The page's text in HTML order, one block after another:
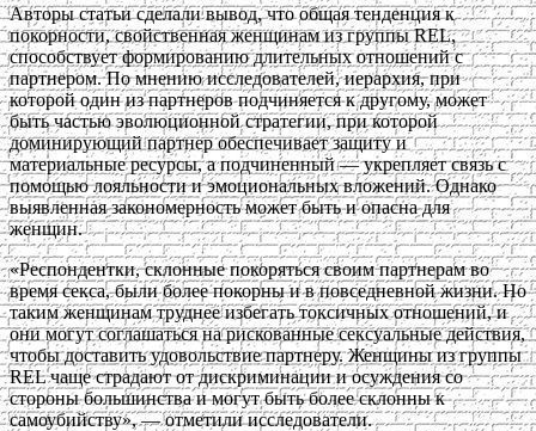
Авторы статьи сделали вывод, что общая тенденция к
покорности, свойственная женщинам из группы REL,
способствует формированию длительных отношений с
партнером. По мнению исследователей, иерархия, при
которой один из партнеров подчиняется к другому, может
быть частью эволюционной стратегии, при которой
доминирующий партнер обеспечивает защиту и
материальные ресурсы, а подчиненный — укрепляет связь с
помощью лояльности и эмоциональных вложений. Однако
выявленная закономерность может быть и опасна для
женщин.
«Респондентки, склонные покоряться своим партнерам во
время секса, были более покорны и в повседневной жизни. Но
таким женщинам труднее избегать токсичных отношений, и
они могут соглашаться на рискованные сексуальные действия,
чтобы доставить удовольствие партнеру. Женщины из группы
REL чаще страдают от дискриминации и осуждения со
стороны большинства и могут быть более склонны к
самоубийству», — отметили исследователи.